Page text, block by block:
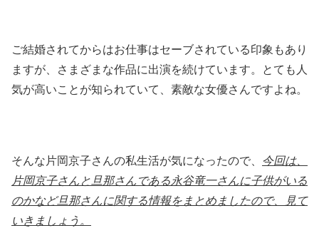
ご結婚されてからはお仕事はセーブされている印象もあり
ますが、さまざまな作品に出演を続けています。とても人
気が高いことが知られていて、素敵な女優さんですよね。
そんな片岡京子さんの私生活が気になったので、
今回は、
片岡京子さんと旦那さんである永谷竜一さんに子供がいる
のかなど旦那さんに関する情報をまとめましたので、見て
いきましょう。